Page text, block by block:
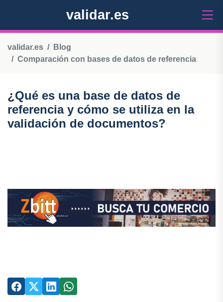
validar.es
validar.es
Blog
Comparación con bases de datos de referencia
¿Qué es una base de datos de
referencia y cómo se utiliza en la
validación de documentos?